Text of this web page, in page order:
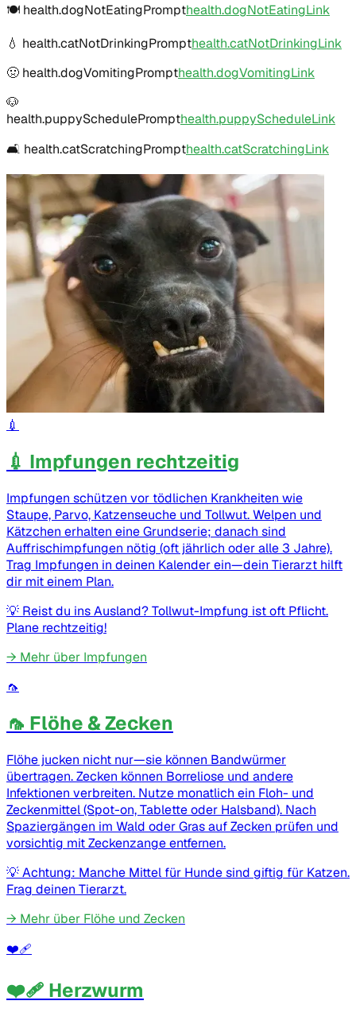
🍽️ health.dogNotEatingPrompthealth.dogNotEatingLink
💧 health.catNotDrinkingPrompthealth.catNotDrinkingLink
🤢 health.dogVomitingPrompthealth.dogVomitingLink
🐶
health.puppySchedulePrompthealth.puppyScheduleLink
🛋️ health.catScratchingPrompthealth.catScratchingLink
💉
💉 Impfungen rechtzeitig
Impfungen schützen vor tödlichen Krankheiten wie
Staupe, Parvo, Katzenseuche und Tollwut. Welpen und
Kätzchen erhalten eine Grundserie; danach sind
Auffrischimpfungen nötig (oft jährlich oder alle 3 Jahre).
Trag Impfungen in deinen Kalender ein—dein Tierarzt hilft
dir mit einem Plan.
💡 Reist du ins Ausland? Tollwut-Impfung ist oft Pflicht.
Plane rechtzeitig!
→ Mehr über Impfungen
🦟
🦟 Flöhe & Zecken
Flöhe jucken nicht nur—sie können Bandwürmer
übertragen. Zecken können Borreliose und andere
Infektionen verbreiten. Nutze monatlich ein Floh- und
Zeckenmittel (Spot-on, Tablette oder Halsband). Nach
Spaziergängen im Wald oder Gras auf Zecken prüfen und
vorsichtig mit Zeckenzange entfernen.
💡Achtung: Manche Mittel für Hunde sind giftig für Katzen.
Frag deinen Tierarzt.
→ Mehr über Flöhe und Zecken
❤️‍🩹
❤️‍🩹 Herzwurm